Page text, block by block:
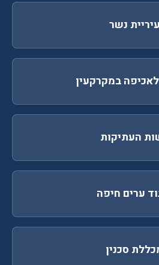
עיריית נשר
במקרקעין
העתיקות
ערים חיפה
סכנין